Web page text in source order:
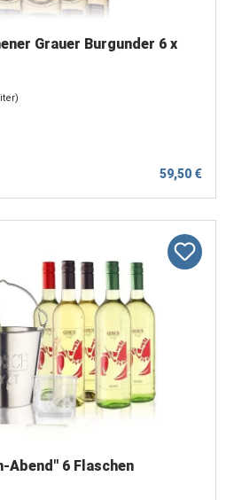
Grauer Burgunder 6 x
59,50 €
Abend" 6 Flaschen